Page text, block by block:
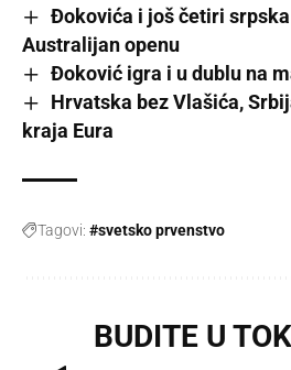
Đokovića i još četiri
Australijan openu
Đoković igra i u dublu na
Hrvatska bez Vlašića,
kraja Eura
Tagovi: #svetsko prvenstvo
BUDITE U